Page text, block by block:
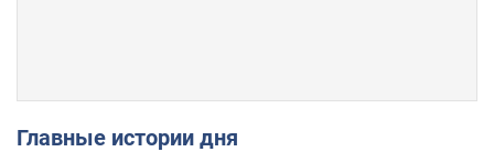
Главные истории дня